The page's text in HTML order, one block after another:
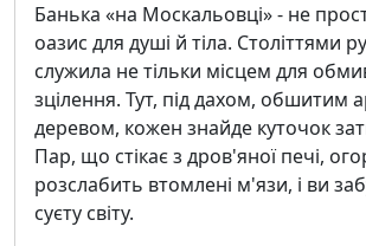
Банька «на Москальовці» - не
оазис для душі й тіла. Століттями
служила не тільки місцем для
зцілення. Тут, під дахом, обшитим
деревом, кожен знайде куточок
Пар, що стікає з дров'яної печі,
розслабить втомлені м'язи, і ви
суєту світу.